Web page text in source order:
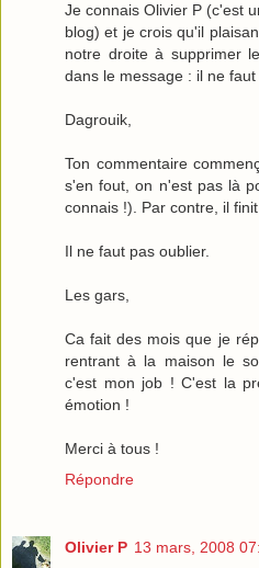
Je connais Olivier P (c'est
blog) et je crois qu'il
notre droite à supprimer
dans le message : il ne faut
Dagrouik,
Ton commentaire
s'en fout, on n'est pas là
connais !). Par contre, il
Il ne faut pas oublier.
Les gars,
Ca fait des mois que je
rentrant à la maison le
c'est mon job ! C'est la
émotion !
Merci à tous !
Répondre
Olivier P 13 mars, 2008